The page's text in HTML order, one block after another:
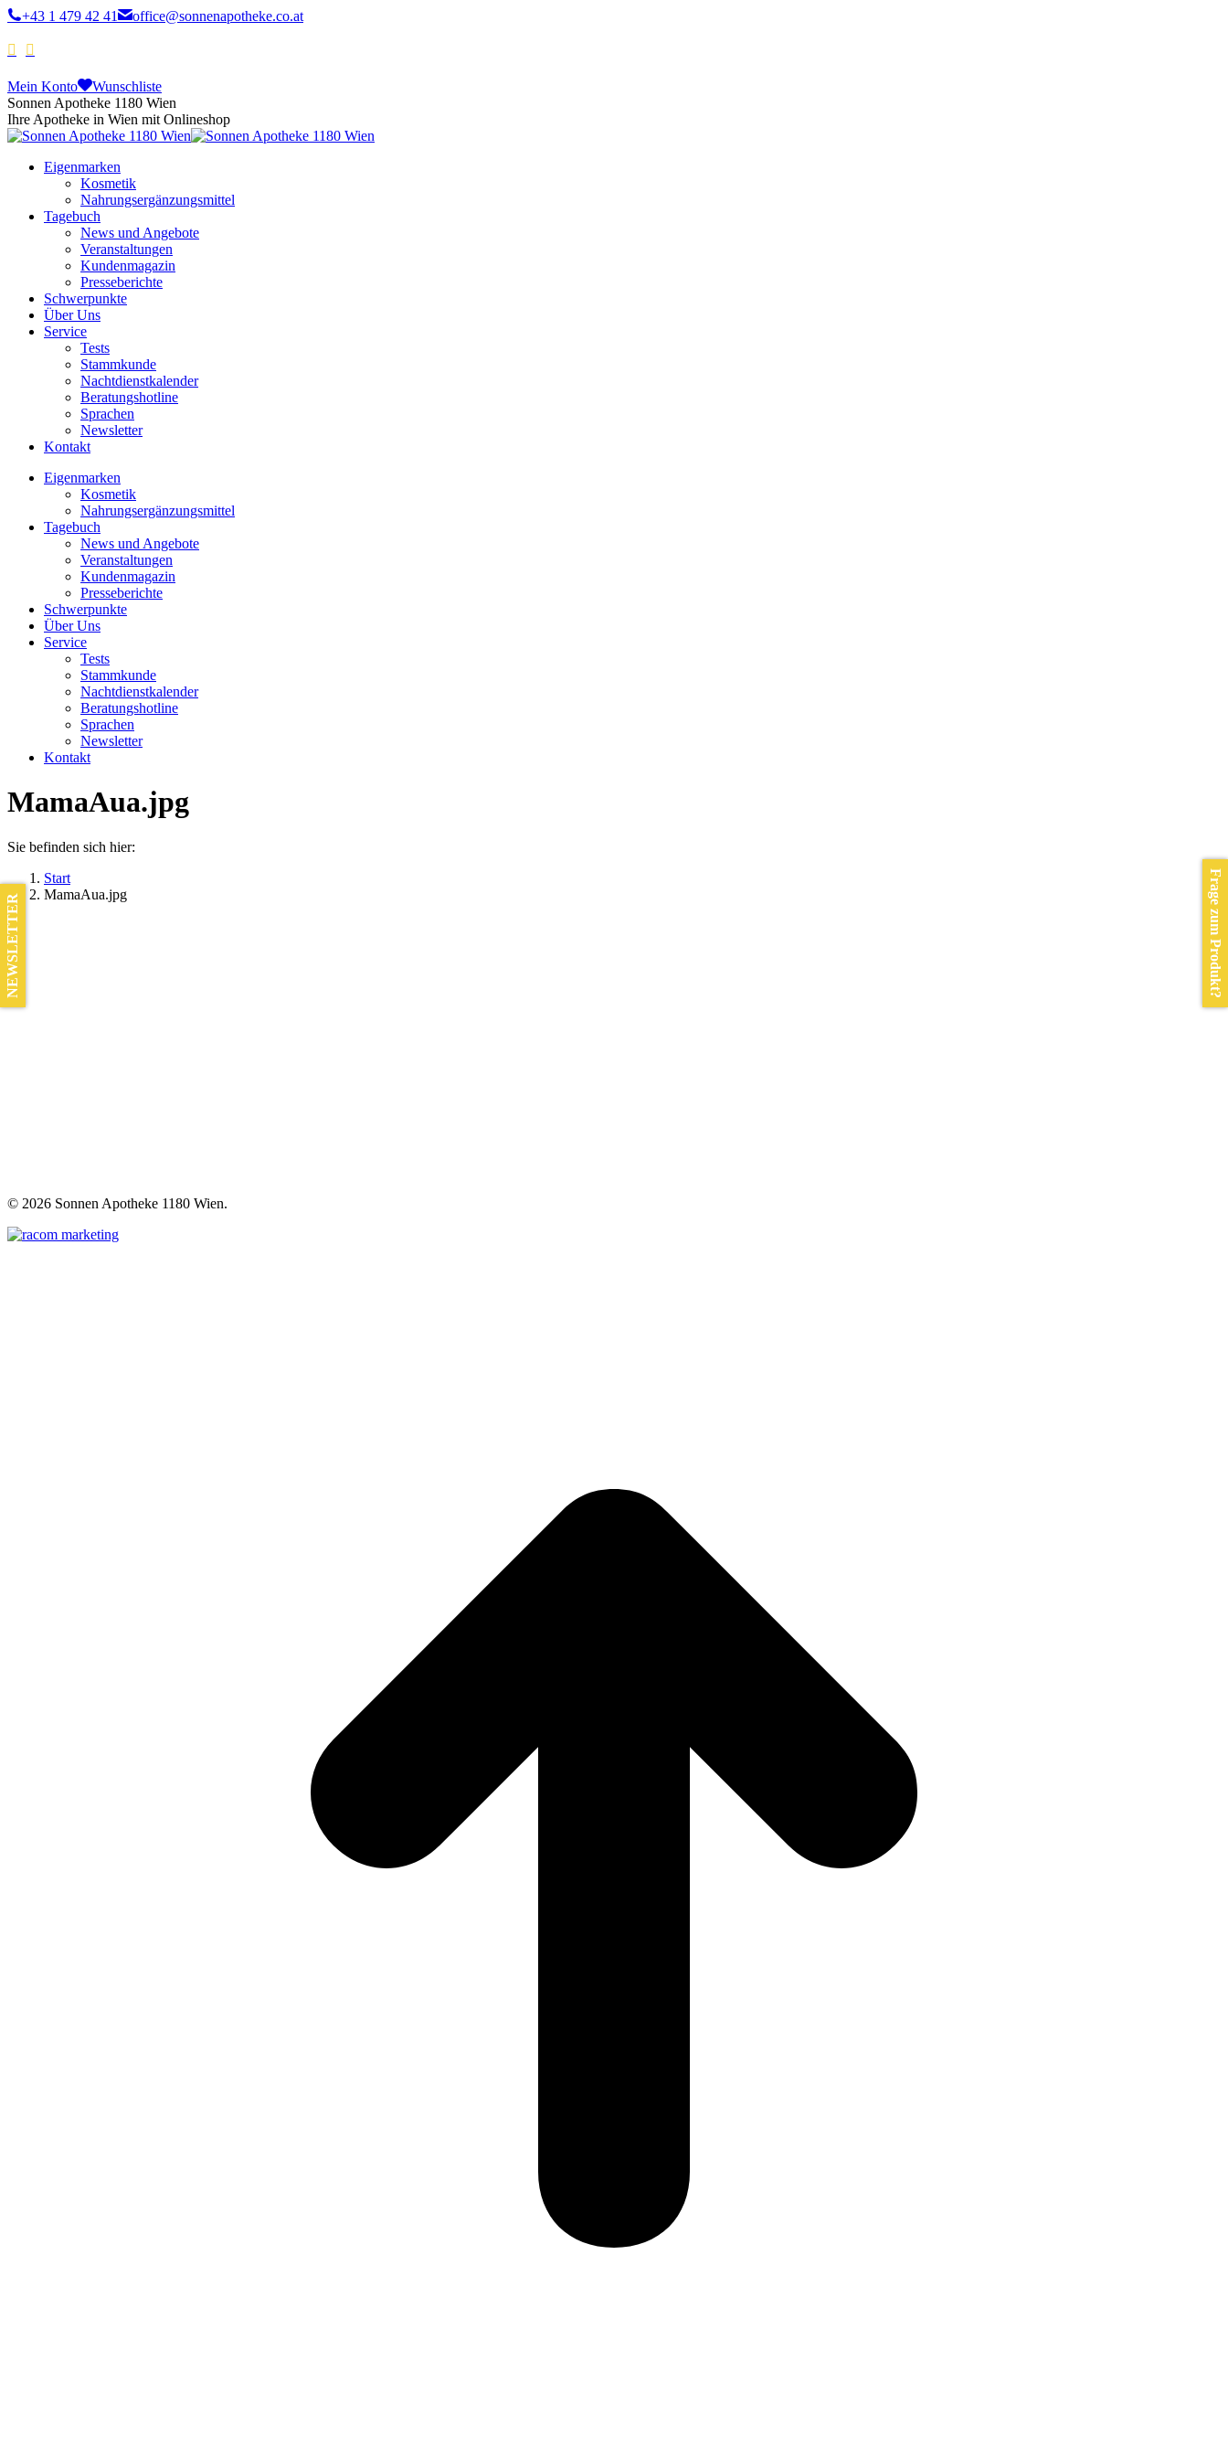
+43 1 479 42 41 office@sonnenapotheke.co.at
Mein Konto
Wunschliste
Sonnen Apotheke 1180 Wien
Ihre Apotheke in Wien mit Onlineshop
Eigenmarken
Kosmetik
Nahrungsergänzungsmittel
Tagebuch
News und Angebote
Veranstaltungen
Kundenmagazin
Presseberichte
Schwerpunkte
Über Uns
Service
Tests
Stammkunde
Nachtdienstkalender
Beratungshotline
Sprachen
Newsletter
Kontakt
Eigenmarken
Kosmetik
Nahrungsergänzungsmittel
Tagebuch
News und Angebote
Veranstaltungen
Kundenmagazin
Presseberichte
Schwerpunkte
Über Uns
Service
Tests
Stammkunde
Nachtdienstkalender
Beratungshotline
Sprachen
Newsletter
Kontakt
MamaAua.jpg
Sie befinden sich hier:
Start
MamaAua.jpg
© 2026 Sonnen Apotheke 1180 Wien.
Frage zum Produkt?
NEWSLETTER